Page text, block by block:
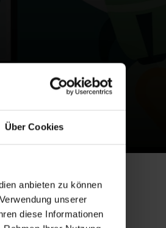
Über Cookies
anbieten zu können
unserer
diese Informationen